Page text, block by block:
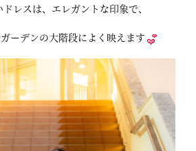
レスは、エレガントな印象で、
ーデンの大階段によく映えます